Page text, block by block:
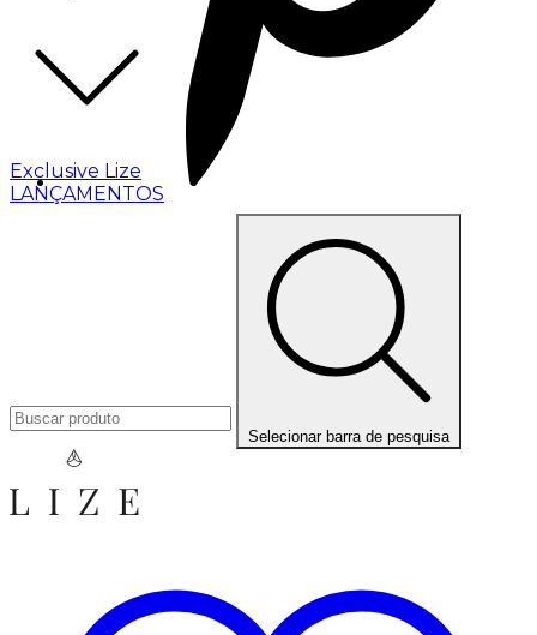
Exclusive Lize
LANÇAMENTOS
Selecionar barra de pesquisa